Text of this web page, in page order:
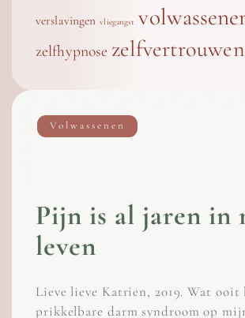
verslavingen vliegangst
zelfhypnose zelfvertrouwen
Volwassenen
Pijn is al jaren in
leven
Lieve lieve Katrien, 2019. Wat ooit
prikkelbare darm syndroom op